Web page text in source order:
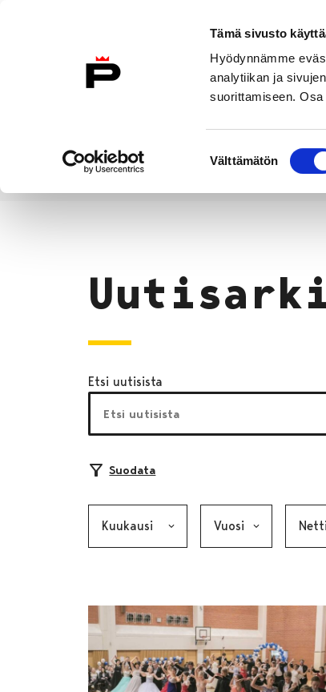
Tämä sivusto
Hyödynnämme
analytiikan ja
suorittamiseen.
valinta
Välttämätön
Etusivulle
Etusivu
Etsi uutisista
Suodata